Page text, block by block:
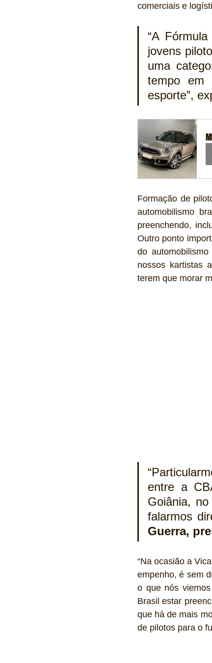
comerciais e
“A
jovens
uma
tempo em
esporte”,
Formação de
automobilismo
preenchendo,
Outro ponto
do
nossos kartistas
terem que morar
entre a
Goiânia,
falarmos
Guerra,
“Na ocasião a
empenho, é sem
o que nós
Brasil estar
que há de mais
de pilotos para o